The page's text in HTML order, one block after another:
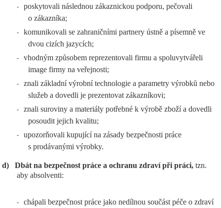
-
poskytovali následnou zákaznickou podporu, pečovali
o zákazníka;
-
komunikovali se zahraničními partnery ústně a písemně ve
dvou cizích jazycích;
-
vhodným způsobem reprezentovali firmu a spoluvytvářeli
image firmy na veřejnosti;
-
znali základní výrobní technologie a parametry výrobků nebo
služeb a dovedli je prezentovat zákazníkovi;
-
znali suroviny a materiály potřebné k výrobě zboží a dovedli
posoudit jejich kvalitu;
-
upozorňovali kupující na zásady bezpečnosti práce
s prodávanými výrobky.
d) Dbát na bezpečnost práce a ochranu zdraví při práci, tzn.
aby absolventi:
-
chápali bezpečnost práce jako nedílnou součást péče o zdraví